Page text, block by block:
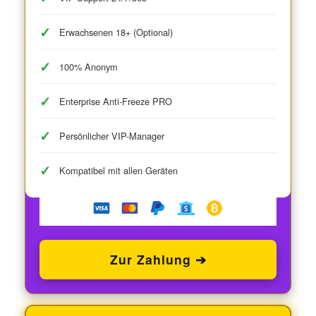
Erwachsenen 18+ (Optional)
100% Anonym
Enterprise Anti-Freeze PRO
Persönlicher VIP-Manager
Kompatibel mit allen Geräten
Zur Zahlung ➔